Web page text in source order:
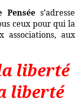
s’adresse
ceux pour qui la
aux
liberté
liberté